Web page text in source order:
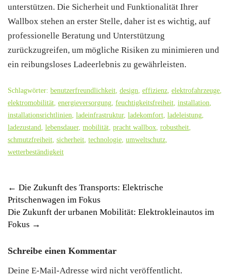
unterstützen. Die Sicherheit und Funktionalität Ihrer
Wallbox stehen an erster Stelle, daher ist es wichtig, auf
professionelle Beratung und Unterstützung
zurückzugreifen, um mögliche Risiken zu minimieren und
ein reibungsloses Ladeerlebnis zu gewährleisten.
Schlagwörter: benutzerfreundlichkeit design effizienz elektrofahrzeuge
elektromobilität energieversorgung feuchtigkeitsfreiheit installation
installationsrichtlinien ladeinfrastruktur, ladekomfort ladeleistung
ladezustand
lebensdauer, mobilität pracht wallbox robustheit
schmutzfreiheit sicherheit technologie umweltschutz
wetterbeständigkeit
Post
navigation
← Die Zukunft des Transports: Elektrische
Pritschenwagen im Fokus
Die Zukunft der urbanen Mobilität: Elektrokleinautos im
Fokus →
Schreibe einen Kommentar
Deine E-Mail-Adresse wird nicht veröffentlicht.